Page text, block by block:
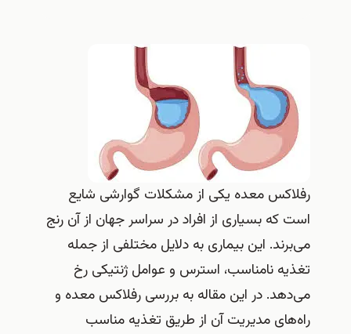
رفلاکس معده یکی از مشکلات گوارشی شایع
است که بسیاری از افراد در سراسر جهان از آن رنج
می‌برند. این بیماری به دلایل مختلفی از جمله
تغذیه نامناسب، استرس و عوامل ژنتیکی رخ
می‌دهد. در این مقاله به بررسی رفلاکس معده و
راه‌های مدیریت آن از طریق تغذیه مناسب